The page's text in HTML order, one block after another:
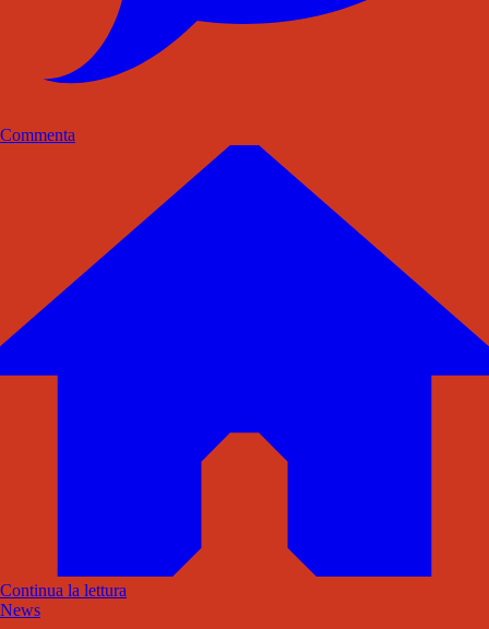
Commenta
Continua la lettura
News